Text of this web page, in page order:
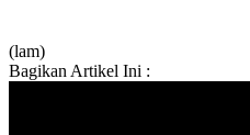
(lam)
Bagikan Artikel Ini :